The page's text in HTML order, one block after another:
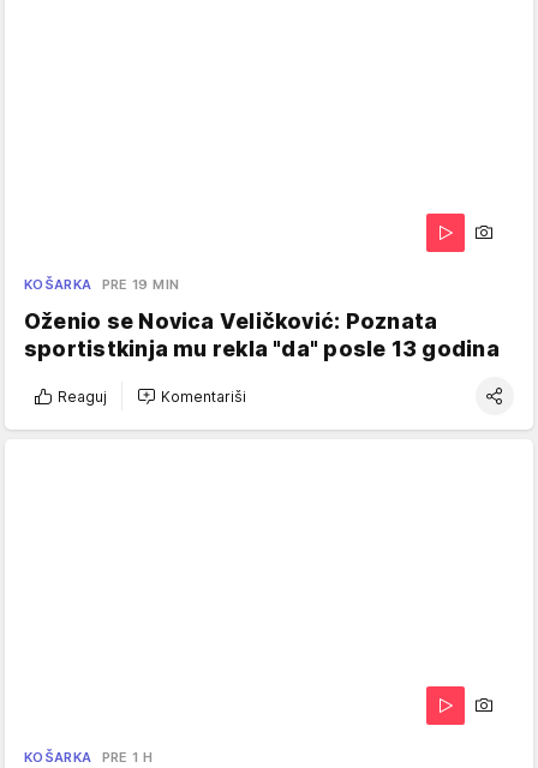
KOŠARKA PRE 19 MIN
Oženio se Novica Veličković: Poznata
sportistkinja mu rekla "da" posle 13 godina
Reaguj Komentariši
KOŠARKA PRE 1 H